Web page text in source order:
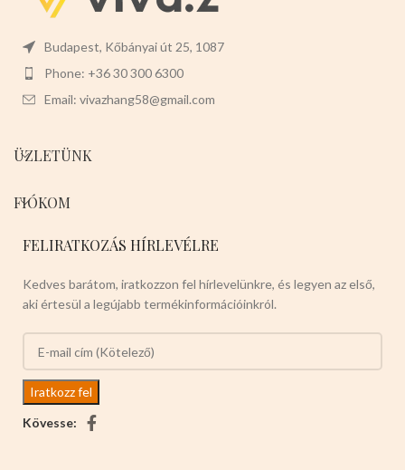
Budapest, Kőbányai út 25, 1087
Phone: +36 30 300 6300
Email: vivazhang58@gmail.com
ÜZLETÜNK
FIÓKOM
FELIRATKOZÁS HÍRLEVÉLRE
Kedves barátom, iratkozzon fel hírlevelünkre, és legyen az első,
aki értesül a legújabb termékinformációinkról.
Kövesse: